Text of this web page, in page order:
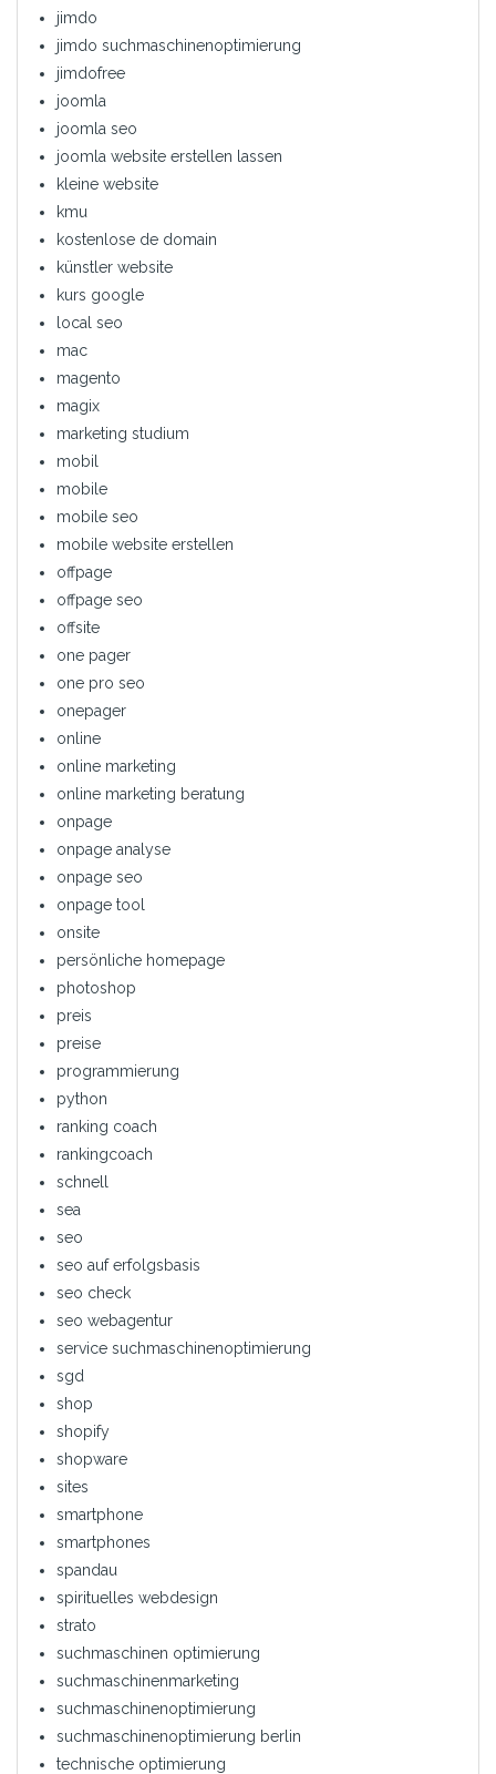
jimdo
jimdo suchmaschinenoptimierung
jimdofree
joomla
joomla seo
joomla website erstellen lassen
kleine website
kmu
kostenlose de domain
künstler website
kurs google
local seo
mac
magento
magix
marketing studium
mobil
mobile
mobile seo
mobile website erstellen
offpage
offpage seo
offsite
one pager
one pro seo
onepager
online
online marketing
online marketing beratung
onpage
onpage analyse
onpage seo
onpage tool
onsite
persönliche homepage
photoshop
preis
preise
programmierung
python
ranking coach
rankingcoach
schnell
sea
seo
seo auf erfolgsbasis
seo check
seo webagentur
service suchmaschinenoptimierung
sgd
shop
shopify
shopware
sites
smartphone
smartphones
spandau
spirituelles webdesign
strato
suchmaschinen optimierung
suchmaschinenmarketing
suchmaschinenoptimierung
suchmaschinenoptimierung berlin
technische optimierung